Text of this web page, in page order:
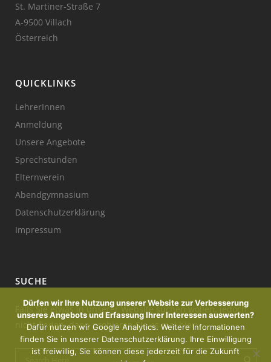
St. Martiner-Straße 7
A-9500 Villach
Österreich
QUICKLINKS
LehrerInnen
Anmeldung
Unsere Angebote
Sprechstunden
Elternverein
Abendgymnasium
Datenschutzerklärung
Impressum
SUCHE
Falls Sie etwas in unserer Website suchen wollen, jedoch
nicht finden, dann probieren Sie es mal hier:
Dürfen wir Ihre Nutzung unserer Website zur Verbesserung
unseres Angebots und Erfassung Ihrer Interessen auswerten?
Dafür nutzen wir Google Analytics. Weitere Informationen
finden Sie in unserer Datenschutzerklärung. Ihre Einwilligung
ist freiwillig, Sie können diese jederzeit für die Zukunft